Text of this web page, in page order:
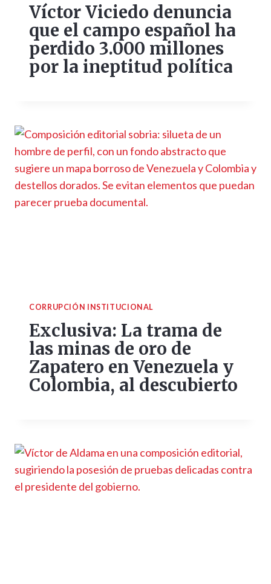
Víctor Viciedo denuncia
que el campo español ha
perdido 3.000 millones
por la ineptitud política
CORRUPCIÓN INSTITUCIONAL
Exclusiva: La trama de
las minas de oro de
Zapatero en Venezuela y
Colombia, al descubierto